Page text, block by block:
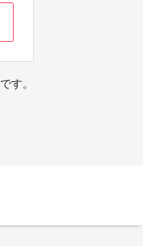
です。